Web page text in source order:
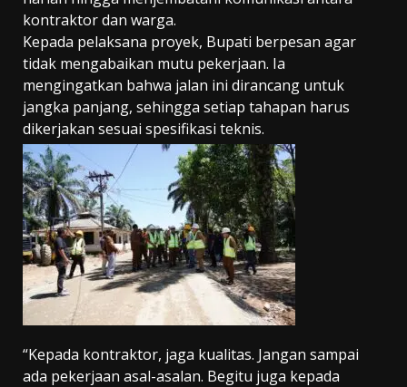
kontraktor dan warga.
Kepada pelaksana proyek, Bupati berpesan agar
tidak mengabaikan mutu pekerjaan. Ia
mengingatkan bahwa jalan ini dirancang untuk
jangka panjang, sehingga setiap tahapan harus
dikerjakan sesuai spesifikasi teknis.
“Kepada kontraktor, jaga kualitas. Jangan sampai
ada pekerjaan asal-asalan. Begitu juga kepada